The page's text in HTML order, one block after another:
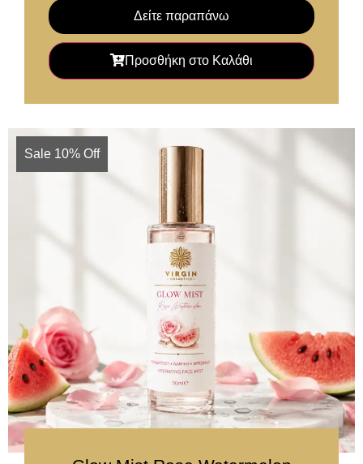
Δείτε παραπάνω
Προσθήκη στο Καλάθι
Sale 10% Off